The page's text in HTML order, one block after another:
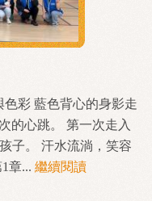
彩 藍色背心的身影走
的心跳。 第一次走入
子。 汗水流淌，笑容
章... 繼續閱讀